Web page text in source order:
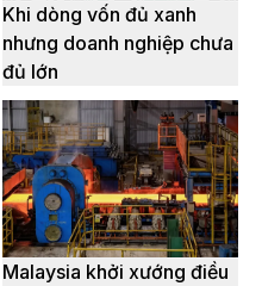
Khi dòng vốn đủ xanh
nhưng doanh nghiệp chưa
đủ lớn
Malaysia khởi xướng điều